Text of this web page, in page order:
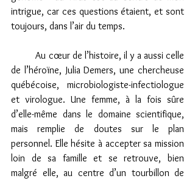
intrigue, car ces questions étaient, et sont
toujours, dans l’air du temps.
de l’héroïne, Julia Demers, une chercheuse
québécoise, microbiologiste-infectiologue
et virologue. Une femme, à la fois sûre
d’elle-même dans le domaine scientifique,
mais remplie de doutes sur le plan
personnel. Elle hésite à accepter sa mission
loin de sa famille et se retrouve, bien
malgré elle, au centre d’un tourbillon de